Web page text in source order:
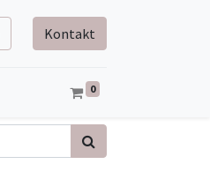
Kontakt
0